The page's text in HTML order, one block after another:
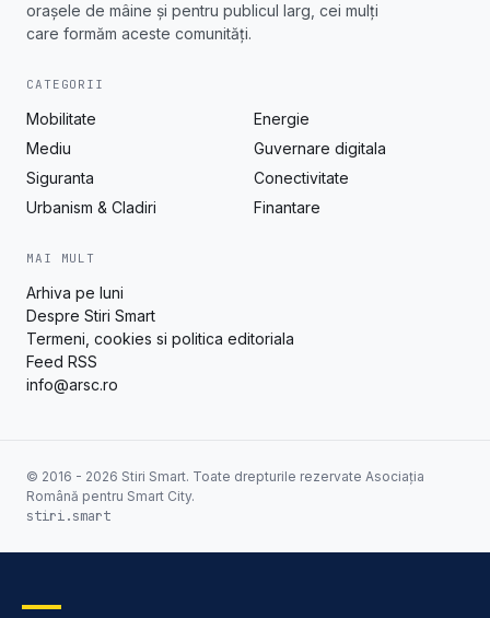
orașele de mâine și pentru publicul larg, cei mulți
care formăm aceste comunități.
CATEGORII
Mobilitate
Energie
Mediu
Guvernare digitala
Siguranta
Conectivitate
Urbanism & Cladiri
Finantare
MAI MULT
Arhiva pe luni
Despre Stiri Smart
Termeni, cookies si politica editoriala
Feed RSS
info@arsc.ro
© 2016 - 2026 Stiri Smart. Toate drepturile rezervate Asociația
Română pentru Smart City.
stiri.smart